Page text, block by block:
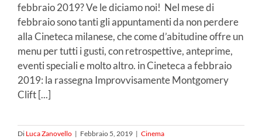
febbraio 2019? Ve le diciamo noi! Nel mese di
febbraio sono tanti gli appuntamenti da non perdere
alla Cineteca milanese, che come d’abitudine offre un
menu per tutti i gusti, con retrospettive, anteprime,
eventi speciali e molto altro. in Cineteca a febbraio
2019: la rassegna Improvvisamente Montgomery
Clift [...]
Di Luca Zanovello | Febbraio 5, 2019 | Cinema